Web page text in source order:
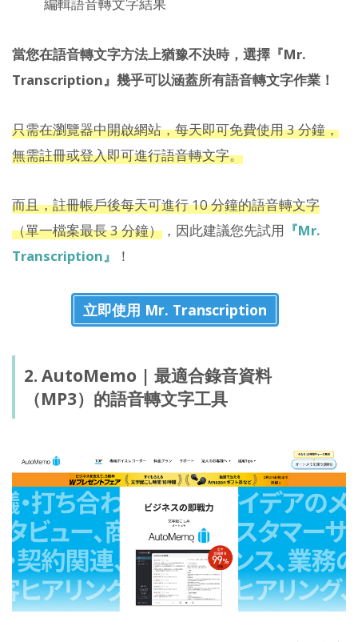
編輯語音轉文字結果
當您在語音轉文字方法上猶豫不決時，選擇『Mr.
Transcription』幾乎可以涵蓋所有語音轉文字作業！
只需在瀏覽器中開啟網站，每天即可免費使用 3 分鐘，
無需註冊或登入即可進行語音轉文字。
而且，註冊帳戶後每天可進行 10 分鐘的語音轉文字
（單一檔案最長 3 分鐘） ，因此建議您先試用 『Mr.
Transcription』
！
立即使用 Mr. Transcription
2. AutoMemo | 最適合錄音資料
（MP3）的語音轉文字工具